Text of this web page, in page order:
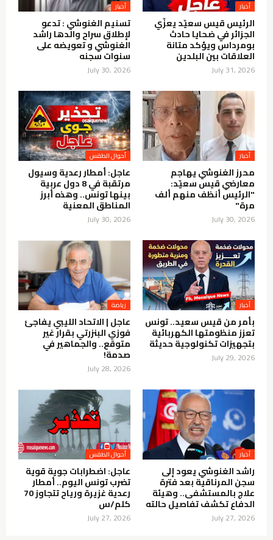
أخبار
الرئيس قيس سعيّد يعزّي
الجزائر في ضحايا حادث
بومرداس ويؤكد متانة
العلاقات بين البلدين
July 31, 2026
أخبار
تسنيم الغنوشي : تدعو
لإطلاق سراح والدها راشد
الغنوشي و تعويضه على
سنوات سجنه
July 30, 2026
أخبار
محرز الغنوشي يهاجم
معارضي قيس سعيّد:
"الرئيس أنظف منهم ألف
مرة"
July 30, 2026
أحوال الطقس
عاجل: أمطار رعدية وسيول
مرتقبة في 8 دول عربية
بينها تونس.. وهذه أبرز
المناطق المعنية
July 30, 2026
أخبار
بأمر من قيس سعيد.. تونس
تعزز منظومتها الكهربائية
بتجهيزات تكنولوجية حديثة
July 29, 2026
رياضة
عاجل | الاتحاد الليبي يفاجئ
فوزي البنزرتي بقرار غير
متوقع.. والجماهير في
صدمة!
July 28, 2026
أخبار
راشد الغنوشي يعود إلى
سجن المرناقية بعد فترة
علاج بالمستشفى.. وهيئة
الدفاع تكشف تفاصيل حالته
July 27, 2026
أحوال الطقس
عاجل: اضطرابات جوية قوية
تضرب تونس اليوم.. أمطار
رعدية غزيرة ورياح تتجاوز 70
كلم/س
July 27, 2026